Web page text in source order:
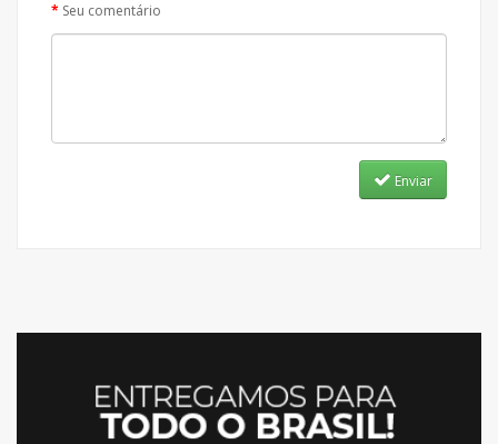
Seu comentário
Enviar